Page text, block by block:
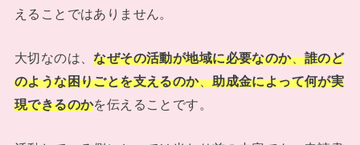
えることではありません。
大切なのは、なぜその活動が地域に必要なのか、誰のど
のような困りごとを支えるのか、助成金によって何が実
現できるのかを伝えることです。